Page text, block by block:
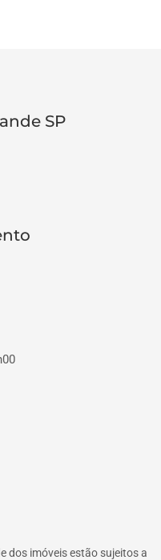
SP
dos imóveis estão sujeitos a